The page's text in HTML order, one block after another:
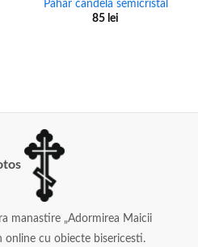
Pahar candela semicristal
85 lei
manastire „Adormirea Maicii
online cu obiecte bisericesti.